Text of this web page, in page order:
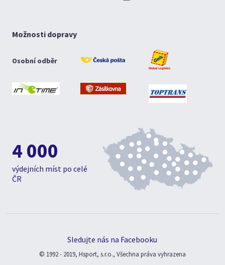
Možnosti dopravy
Osobní odběr
4 000
výdejních míst po celé
ČR
Sledujte nás na Facebooku
© 1992 - 2019, Hsport, s.r.o., Všechna práva vyhrazena